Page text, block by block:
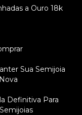
a Ouro 18k
Sua Semijoia
Definitiva Para